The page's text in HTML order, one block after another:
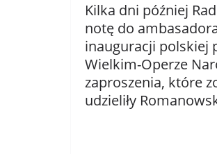
Kilka dni później
notę do
inauguracji polskiej
Wielkim-Operze
zaproszenia, które
udzieliły